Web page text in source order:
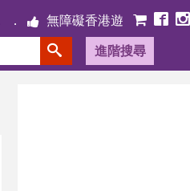
無障礙香港遊
進階搜尋